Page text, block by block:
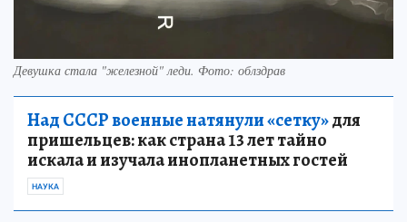
Девушка стала "железной" леди. Фото: облздрав
Над СССР военные натянули «сетку»для
пришельцев: как страна 13 лет тайно
искала и изучала инопланетных гостей
НАУКА